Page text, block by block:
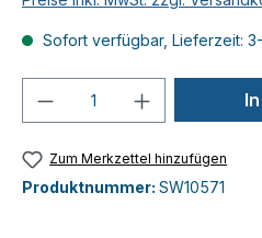
Sofort verfügbar, Lieferzeit:
Produkt Anzahl:
Zum Merkzettel hinzufügen
Produktnummer: SW10571